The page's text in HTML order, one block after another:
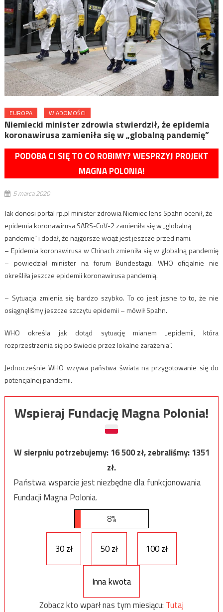
EUROPA WIADOMOŚCI
Niemiecki minister zdrowia stwierdził, że epidemia
koronawirusa zamieniła się w „globalną pandemię”
PODOBA CI SIĘ TO CO ROBIMY? WESPRZYJ PROJEKT
MAGNA POLONIA!
5 marca 2020
Jak donosi portal rp.pl minister zdrowia Niemiec Jens Spahn ocenił, że
epidemia koronawirusa SARS-CoV-2 zamieniła się w „globalną
pandemię” i dodał, że najgorsze wciąż jest jeszcze przed nami.
– Epidemia koronawirusa w Chinach zmieniła się w globalną pandemię
– powiedział minister na forum Bundestagu. WHO oficjalnie nie
określiła jeszcze epidemii koronawirusa pandemią.
– Sytuacja zmienia się bardzo szybko. To co jest jasne to to, że nie
osiągnęliśmy jeszcze szczytu epidemii – mówił Spahn.
WHO określa jak dotąd sytuację mianem „epidemii, która
rozprzestrzenia się po świecie przez lokalne zarażenia”.
Jednocześnie WHO wzywa państwa świata na przygotowanie się do
potencjalnej pandemii.
Wspieraj Fundację Magna Polonia!
W sierpniu potrzebujemy:16 500zł, zebraliśmy:1351
zł.
Państwa wsparcie jest niezbędne dla funkcjonowania
Fundacji Magna Polonia.
8%
30 zł 50 zł 100 zł
Inna kwota
Zobacz kto wparł nas tym miesiącu: Tutaj